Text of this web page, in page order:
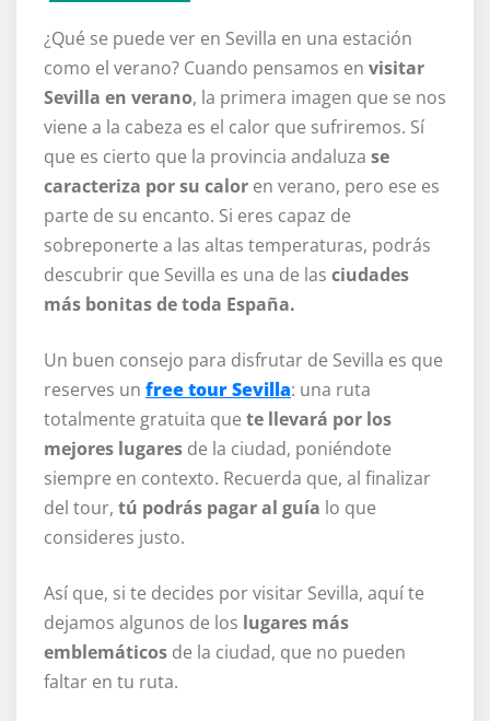
¿Qué se puede ver en Sevilla en una estación
como el verano? Cuando pensamos en visitar
Sevilla en verano, la primera imagen que se nos
viene a la cabeza es el calor que sufriremos. Sí
que es cierto que la provincia andaluza se
caracteriza por su calor en verano, pero ese es
parte de su encanto. Si eres capaz de
sobreponerte a las altas temperaturas, podrás
descubrir que Sevilla es una de las ciudades
más bonitas de toda España.
Un buen consejo para disfrutar de Sevilla es que
reserves un free tour Sevilla: una ruta
totalmente gratuita que te llevará por los
mejores lugares de la ciudad, poniéndote
siempre en contexto. Recuerda que, al finalizar
del tour, tú podrás pagar al guía lo que
consideres justo.
Así que, si te decides por visitar Sevilla, aquí te
dejamos algunos de los lugares más
emblemáticos de la ciudad, que no pueden
faltar en tu ruta.